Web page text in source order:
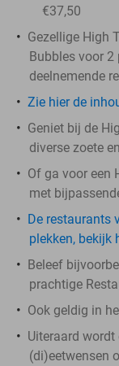
€37,50
Gezellige High
Bubbles voor 2
deelnemende
Zie hier de
Geniet bij de
diverse zoete
Of ga voor een
met
De restaurants
plekken, bekijk
Beleef
prachtige
Ook geldig in
Uiteraard wordt
(di)eetwensen